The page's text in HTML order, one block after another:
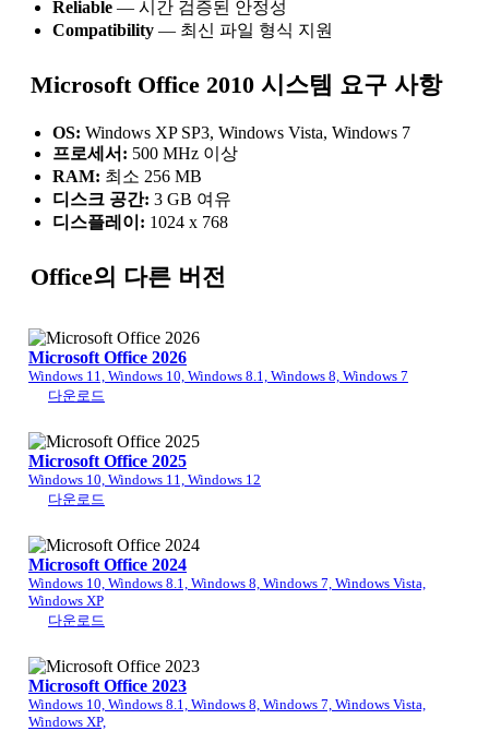
Reliable — 시간 검증된 안정성
Compatibility — 최신 파일 형식 지원
Microsoft Office 2010 시스템 요구 사항
OS: Windows XP SP3, Windows Vista, Windows 7
프로세서: 500 MHz 이상
RAM: 최소 256 MB
디스크 공간: 3 GB 여유
디스플레이: 1024 x 768
Office의 다른 버전
Microsoft Office 2026
Windows 11, Windows 10, Windows 8.1, Windows 8, Windows 7
다운로드
Microsoft Office 2025
Windows 10, Windows 11, Windows 12
다운로드
Microsoft Office 2024
Windows 10, Windows 8.1, Windows 8, Windows 7, Windows Vista,
Windows XP
다운로드
Microsoft Office 2023
Windows 10, Windows 8.1, Windows 8, Windows 7, Windows Vista,
Windows XP,